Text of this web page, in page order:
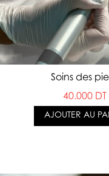
Soins des
40.000 DT
AJOUTER AU